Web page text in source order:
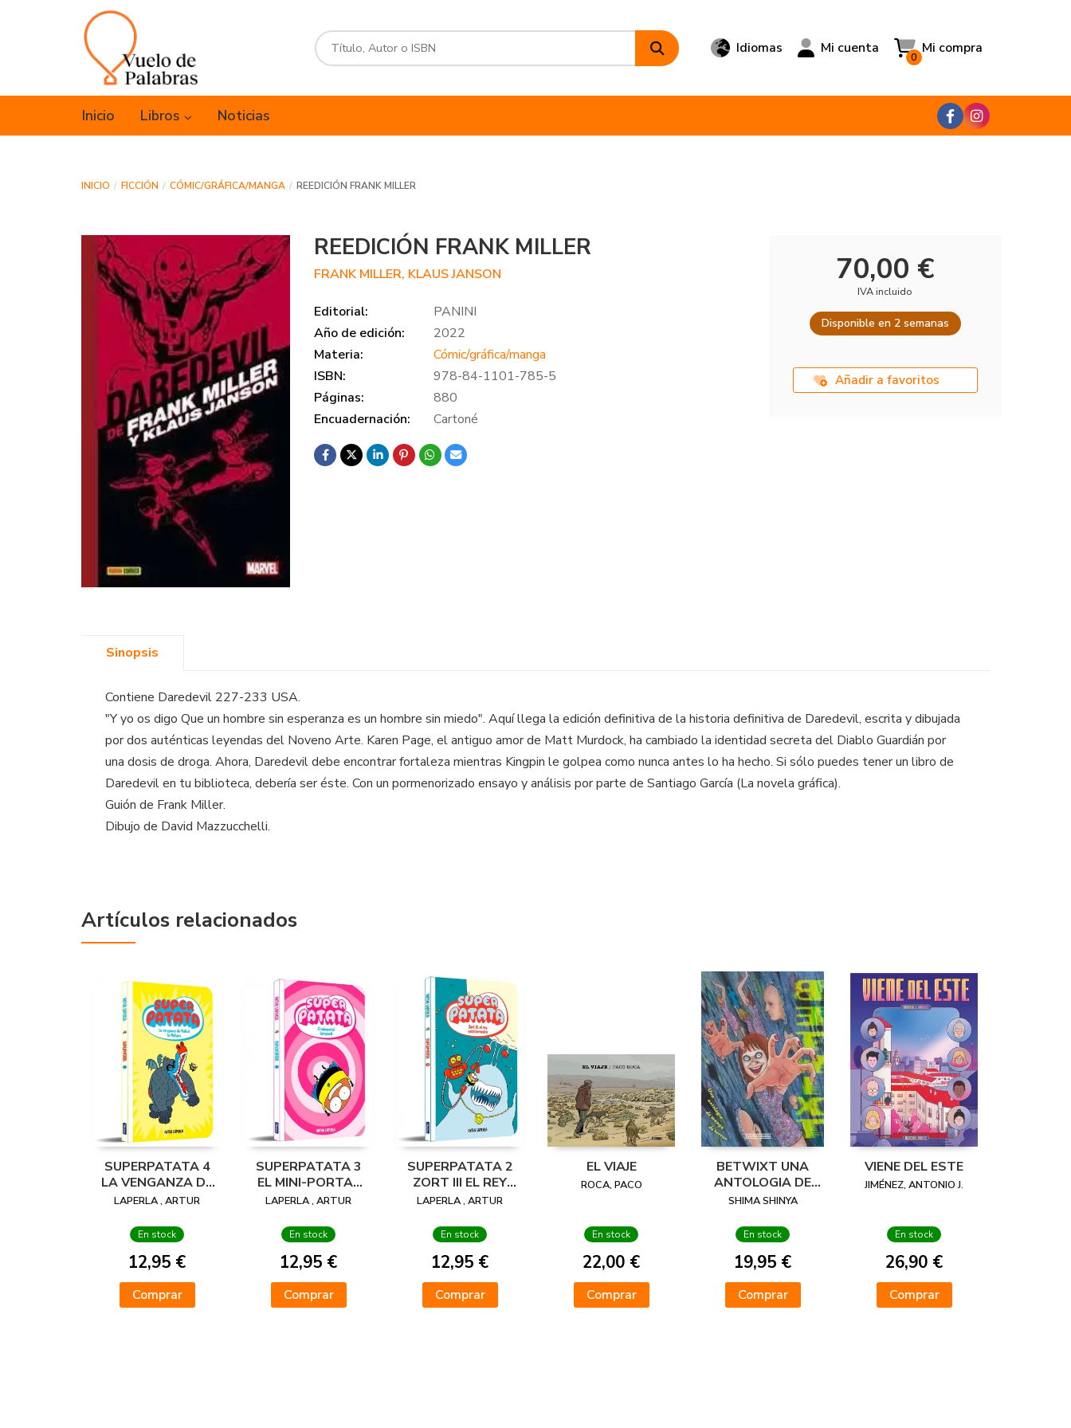
Idiomas Mi cuenta Mi compra
0
Inicio Libros Noticias
INICIO FICCIÓN CÓMIC/GRÁFICA/MANGA REEDICIÓN FRANK MILLER
REEDICIÓN FRANK MILLER
FRANK MILLER, KLAUS JANSON
Editorial:
PANINI
Año de edición:
2022
Materia:
Cómic/gráfica/manga
ISBN:
978-84-1101-785-5
Páginas:
880
Encuadernación:
Cartoné
70,00 €
IVA incluido
Disponible en 2 semanas
Añadir a favoritos
Sinopsis
Contiene Daredevil 227-233 USA.
"Y yo os digo Que un hombre sin esperanza es un hombre sin miedo". Aquí llega la edición definitiva de la historia definitiva de Daredevil, escrita y dibujada
por dos auténticas leyendas del Noveno Arte. Karen Page, el antiguo amor de Matt Murdock, ha cambiado la identidad secreta del Diablo Guardián por
una dosis de droga. Ahora, Daredevil debe encontrar fortaleza mientras Kingpin le golpea como nunca antes lo ha hecho. Si sólo puedes tener un libro de
Daredevil en tu biblioteca, debería ser éste. Con un pormenorizado ensayo y análisis por parte de Santiago García (La novela gráfica).
Guión de Frank Miller.
Dibujo de David Mazzucchelli.
Artículos relacionados
SUPERPATATA 4
LA VENGANZA DE
MALICIA LA
LAPERLA , ARTUR
En stock
12,95 €
Comprar
SUPERPATATA 3
EL MINI-PORTAL
TEMPORAL
LAPERLA , ARTUR
En stock
12,95 €
Comprar
SUPERPATATA 2
ZORT III EL REY
EXTRATERRESTRE
LAPERLA , ARTUR
En stock
12,95 €
Comprar
EL VIAJE
ROCA, PACO
En stock
22,00 €
Comprar
BETWIXT UNA
ANTOLOGIA DE
MANGA DE
SHIMA SHINYA
En stock
19,95 €
Comprar
VIENE DEL ESTE
JIMÉNEZ, ANTONIO J.
En stock
26,90 €
Comprar